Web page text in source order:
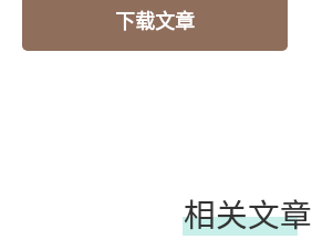
下载文章
相关文章